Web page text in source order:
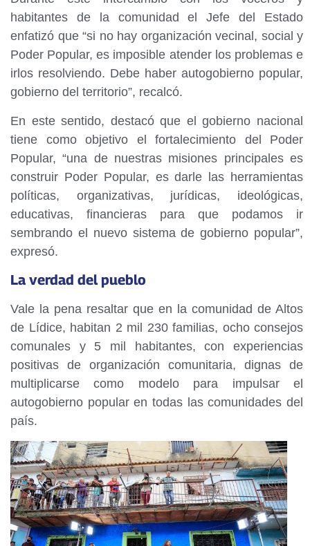
habitantes de la comunidad el Jefe del Estado
enfatizó que “si no hay organización vecinal, social y
Poder Popular, es imposible atender los problemas e
irlos resolviendo. Debe haber autogobierno popular,
gobierno del territorio”, recalcó.
En este sentido, destacó que el gobierno nacional
tiene como objetivo el fortalecimiento del Poder
Popular, “una de nuestras misiones principales es
construir Poder Popular, es darle las herramientas
políticas, organizativas, jurídicas, ideológicas,
educativas, financieras para que podamos ir
sembrando el nuevo sistema de gobierno popular”,
expresó.
La verdad del pueblo
Vale la pena resaltar que en la comunidad de Altos
de Lídice, habitan 2 mil 230 familias, ocho consejos
comunales y 5 mil habitantes, con experiencias
positivas de organización comunitaria, dignas de
multiplicarse como modelo para impulsar el
autogobierno popular en todas las comunidades del
país.